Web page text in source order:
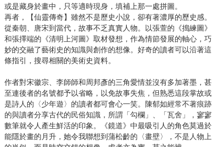
或是藏身於畫中，只等適時現身，填補上那一處拼圖。
再者，【仙靈傳奇】雖然不是歷史小說，卻有著濃厚的歷史感。
從秦朝、唐宋到當代，故事不乏真實人物。以張萱的《搗練圖》
和張擇端的《清明上河圖》取材發想，作為情節發展的軸心，巧
妙的交融了藝術史的知識與創作的想像。好奇的讀者可以沿著這
條指引，搜尋相關的美術史資料。
作者對宋徽宗、李師師和周邦彥的三角愛情並沒有多加著墨，甚
至連後者的名號都予以省略，以免故事失焦，但熟悉這段掌故或
是詩人的〈少年遊〉的讀者都可會心一笑。陳郁如經常不著痕跡
的與讀者分享古代的民俗知識，所謂「勾欄」、「瓦舍」，寥寥
數筆就令人產生鮮活的印象。《鏡道》中最吸引人的角色莫過於
能隱於畫的月升，她令我聯想到蒲松齡的〈畫壁〉，不是人物上